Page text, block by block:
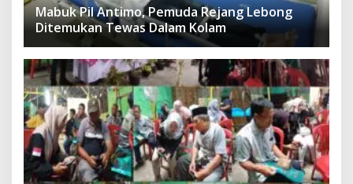
Mabuk Pil Antimo, Pemuda Rejang Lebong
Ditemukan Tewas Dalam Kolam